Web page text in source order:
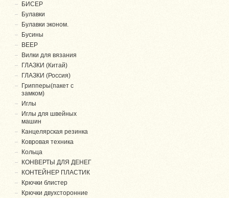
БИСЕР
Булавки
Булавки эконом.
Бусины
ВЕЕР
Вилки для вязания
ГЛАЗКИ (Китай)
ГЛАЗКИ (Россия)
Грипперы(пакет с
замком)
Иглы
Иглы для швейных
машин
Канцелярская резинка
Ковровая техника
Кольца
КОНВЕРТЫ ДЛЯ ДЕНЕГ
КОНТЕЙНЕР ПЛАСТИК
Крючки блистер
Крючки двухсторонние